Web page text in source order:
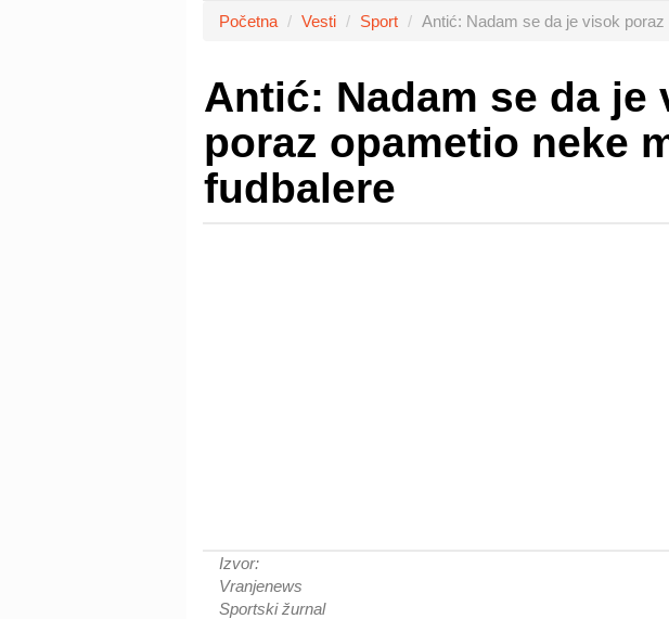
Početna Vesti Sport Antić: Nadam se da je visok
Antić: Nadam se da je
poraz opametio neke
fudbalere
Izvor:
Vranjenews
Sportski žurnal